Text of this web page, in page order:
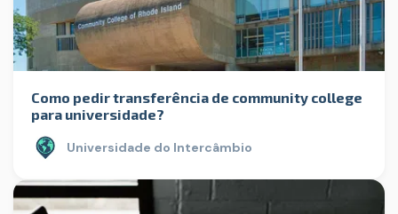
Como pedir transferência de community college
para universidade?
Universidade do Intercâmbio